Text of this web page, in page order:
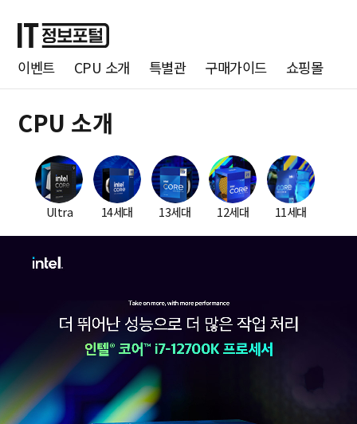
이벤트 CPU 소개 특별관 구매가이드 쇼핑몰
CPU 소개
Ultra 14세대 13세대 12세대 11세대